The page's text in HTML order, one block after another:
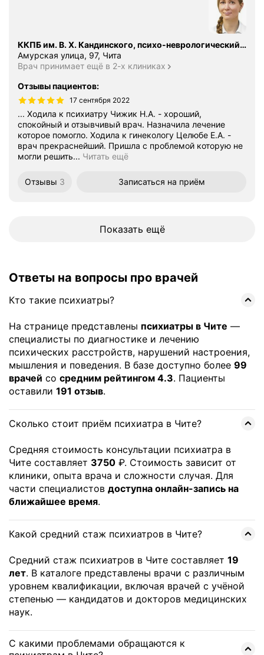
ККПБ им. В. Х. Кандинского, психо-неврологический диспансер
Амурская улица, 97, Чита
Врач принимает ещё в 2-х клиниках
Отзывы пациентов:
17 сентября 2022
... Ходила к психиатру Чижик Н.А. - хороший,
спокойный и отзывчивый врач. Назначила лечение
которое помогло. Ходила к гинекологу Целюбе Е.А. -
врач прекраснейший. Пришла с проблемой которую не
могли решить... Читать ещё
Отзывы 3 Записаться на приём
Показать ещё
Ответы на вопросы про врачей
Кто такие психиатры?
На странице представлены психиатры в Чите —
специалисты по диагностике и лечению
психических расстройств, нарушений настроения,
мышления и поведения. В базе доступно более 99
врачей со средним рейтингом 4.3. Пациенты
оставили 191 отзыв.
Сколько стоит приём психиатра в Чите?
Средняя стоимость консультации психиатра в
Чите составляет 3750 ₽. Стоимость зависит от
клиники, опыта врача и сложности случая. Для
части специалистов доступна онлайн-запись на
ближайшее время.
Какой средний стаж психиатров в Чите?
Средний стаж психиатров в Чите составляет 19
лет. В каталоге представлены врачи с различным
уровнем квалификации, включая врачей с учёной
степенью — кандидатов и докторов медицинских
наук.
С какими проблемами обращаются к